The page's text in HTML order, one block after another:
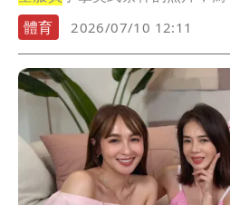
空...
體育 2026/07/10 12:11